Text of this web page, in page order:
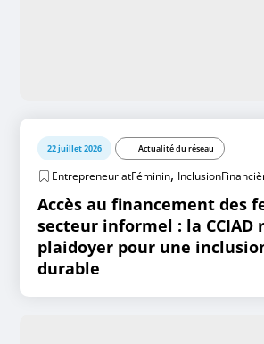
22 juillet 2026 Actualité du réseau
EntrepreneuriatFéminin,
Accès au financement des
secteur informel : la CCIAD
plaidoyer pour une
durable